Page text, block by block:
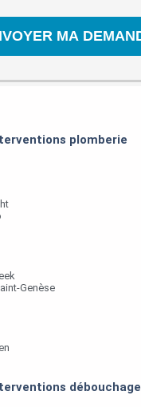
plomberie
Genèse
débouchage